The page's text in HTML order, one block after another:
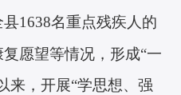
县1638名重点残疾人的
愿望等情况，形成“一
来，开展“学思想、强